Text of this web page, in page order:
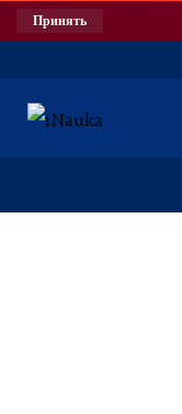
Принять